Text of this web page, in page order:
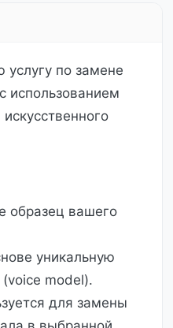
услугу по замене
использованием
образец вашего
уникальную
model).
для замены